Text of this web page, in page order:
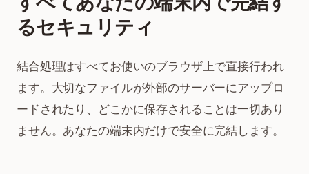
るセキュリティ
結合処理はすべてお使いのブラウザ上で直接行われ
ます。大切なファイルが外部のサーバーにアップロ
ードされたり、どこかに保存されることは一切あり
ません。あなたの端末内だけで安全に完結します。